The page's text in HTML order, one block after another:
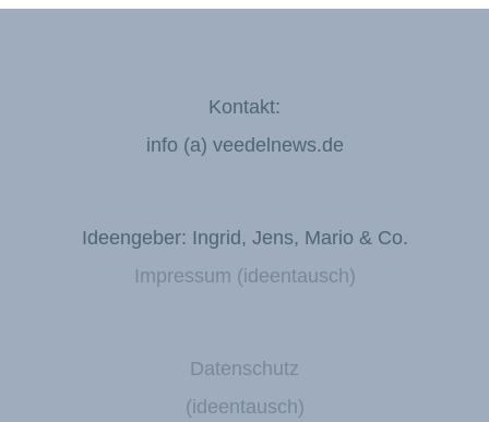
Kontakt:
info (a) veedelnews.de
Ideengeber: Ingrid, Jens, Mario & Co.
Impressum (ideentausch)
Datenschutz
(ideentausch)